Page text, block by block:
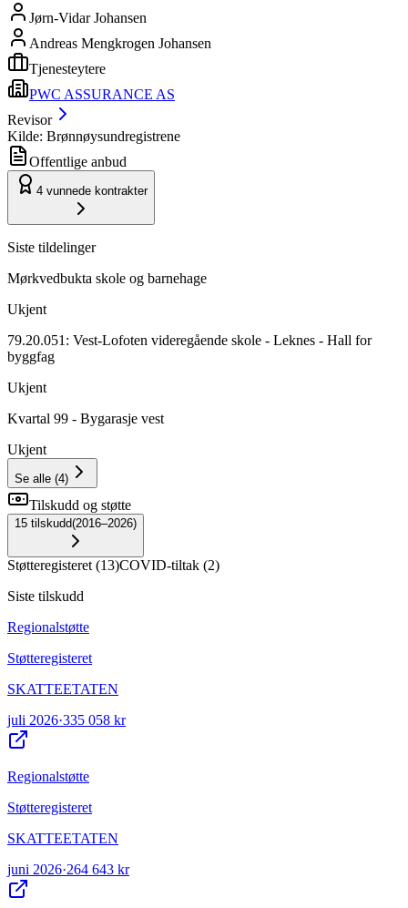
Jørn-Vidar Johansen
Andreas Mengkrogen Johansen
Tjenesteytere
PWC ASSURANCE AS
Revisor
Kilde: Brønnøysundregistrene
Offentlige anbud
4 vunnede kontrakter
Siste tildelinger
Mørkvedbukta skole og barnehage
Ukjent
79.20.051: Vest-Lofoten videregående skole - Leknes - Hall for
byggfag
Ukjent
Kvartal 99 - Bygarasje vest
Ukjent
Se alle (4)
Tilskudd og støtte
15 tilskudd(2016–2026)
Støtteregisteret (13)COVID-tiltak (2)
Siste tilskudd
Regionalstøtte
Støtteregisteret
SKATTEETATEN
juli 2026·335 058 kr
Regionalstøtte
Støtteregisteret
SKATTEETATEN
juni 2026·264 643 kr